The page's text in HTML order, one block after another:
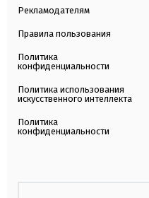
Рекламодателям
Правила пользования
Политика
конфиденциальности
Политика использования
искусственного интеллекта
Политика
конфиденциальности